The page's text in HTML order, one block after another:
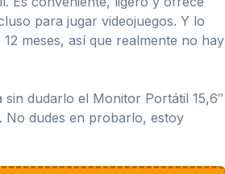
para jugar videojuegos. Y lo
meses, así que realmente no hay
dudarlo el Monitor Portátil 15,6″
No dudes en probarlo, estoy